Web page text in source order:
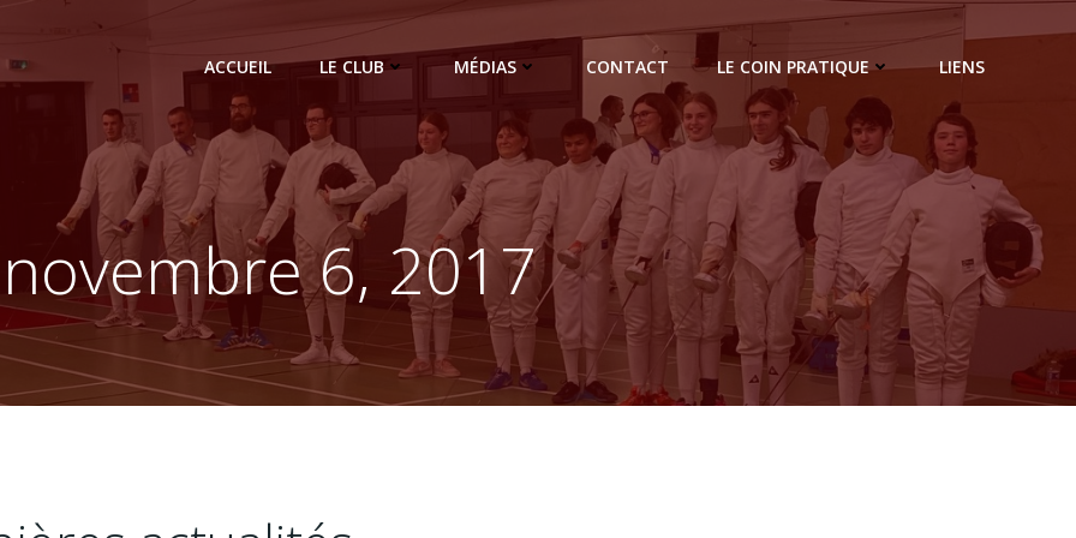
ACCUEIL LE CLUB MÉDIAS CONTACT LE COIN PRATIQUE LIENS
novembre 6, 2017